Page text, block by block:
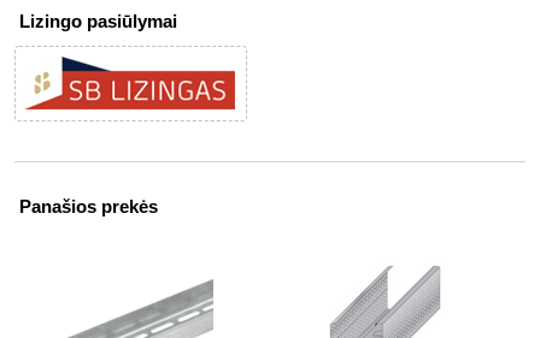
Lizingo pasiūlymai
Panašios prekės